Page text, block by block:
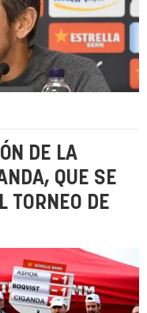
DE LA
QUE SE
TORNEO DE